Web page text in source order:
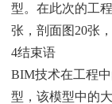
型。在此次的工
张，剖面图20张
4结束语
BIM技术在工程
型，该模型中的